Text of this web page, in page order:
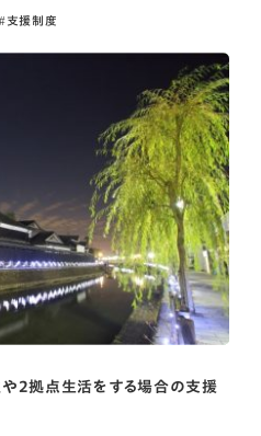
支援制度
や2拠点生活をする場合の支援